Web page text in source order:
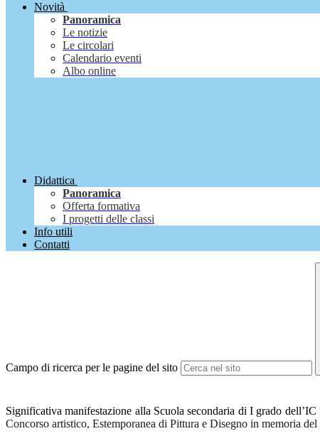
Novità
Panoramica
Le notizie
Le circolari
Calendario eventi
Albo online
Didattica
Panoramica
Offerta formativa
I progetti delle classi
Info utili
Contatti
Campo di ricerca per le pagine del sito
Significativa manifestazione alla Scuola secondaria di I grado
Concorso artistico, Estemporanea di Pittura e Disegno in memoria